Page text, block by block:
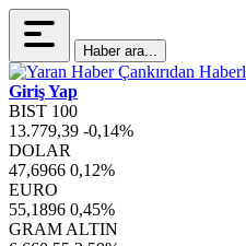
Haber ara...
Giriş Yap
BIST 100
13.779,39 -0,14%
DOLAR
47,6966 0,12%
EURO
55,1896 0,45%
GRAM ALTIN